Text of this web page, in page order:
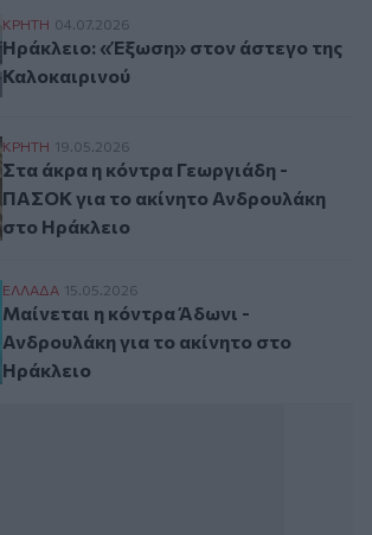
Ηράκλειο: «Έξωση» στον άστεγο της
ΚΡΗΤΗ 04.07.2026
Ηράκλειο: «Έξωση» στον άστεγο της
Καλοκαιρινού
Στα άκρα η κόντρα Γεωργιάδη - ΠΑΣΟΚ
ΚΡΗΤΗ 19.05.2026
Στα άκρα η κόντρα Γεωργιάδη -
ΠΑΣΟΚ για το ακίνητο Ανδρουλάκη
στο Ηράκλειο
Μαίνεται η κόντρα Άδωνι - Ανδρουλάκη
ΕΛΛAΔΑ 15.05.2026
Μαίνεται η κόντρα Άδωνι -
Ανδρουλάκη για το ακίνητο στο
Ηράκλειο